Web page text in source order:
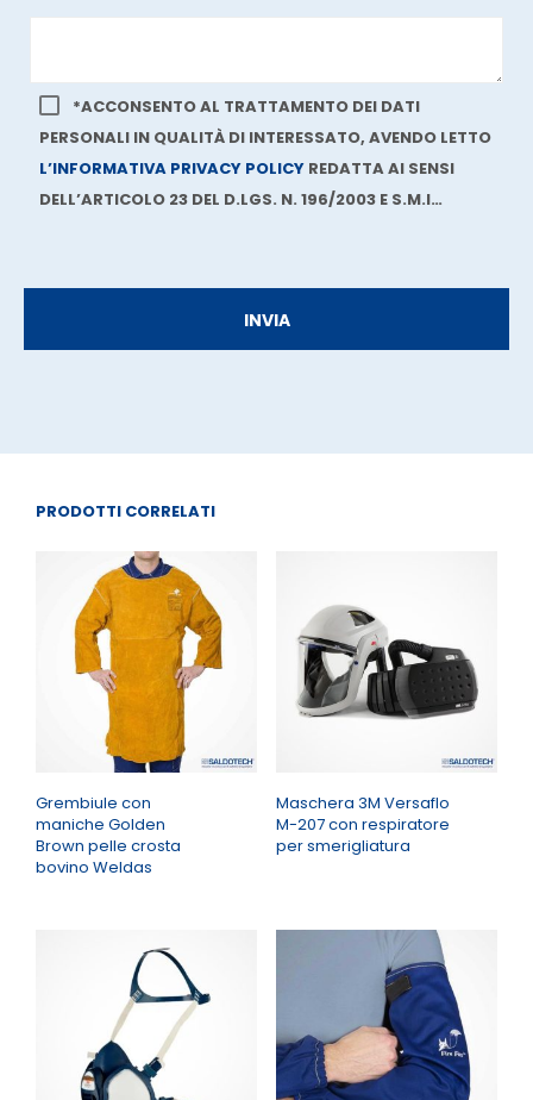
*ACCONSENTO AL TRATTAMENTO DEI DATI
PERSONALI IN QUALITÀ DI INTERESSATO, AVENDO LETTO
L’INFORMATIVA PRIVACY POLICY REDATTA AI SENSI
DELL’ARTICOLO 23 DEL D.LGS. N. 196/2003 E S.M.I…
PRODOTTI CORRELATI
Grembiule con
maniche Golden
Brown pelle crosta
bovino Weldas
Maschera 3M Versaflo
M-207 con respiratore
per smerigliatura